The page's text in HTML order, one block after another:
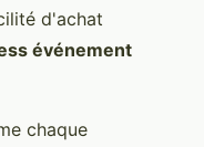
d'achat
événement
chaque